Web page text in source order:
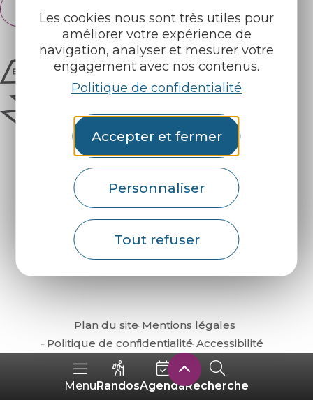
Les cookies nous sont très utiles pour
améliorer votre expérience de
navigation, analyser et mesurer votre
engagement avec nos contenus.
Politique de confidentialité
Accepter et fermer
Personnaliser
Tout refuser
MenuRandosAgendaRecherche
Français
English
Comment venir ?
Plan du site Mentions légales
Politique de confidentialité Accessibilité